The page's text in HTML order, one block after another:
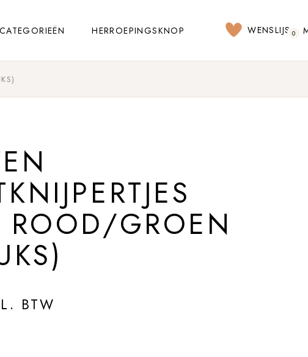
CATEGORIEËN HERROEPINGSKNOP WENSLIJST
0
ROOD/GROEN
BTW